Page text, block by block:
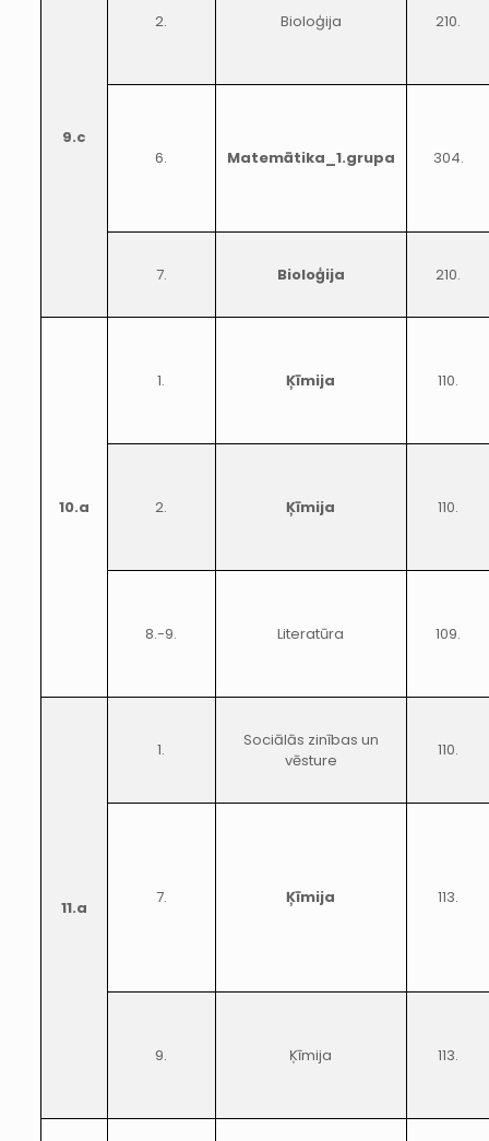
9.c
2. Bioloģija 210.
6. Matemātika_1.grupa 304.
7. Bioloģija 210.
10.a
1. Ķīmija 110.
2. Ķīmija 110.
8.-9. Literatūra 109.
11.a
1.
Sociālās zinības un
vēsture
110.
7. Ķīmija 113.
9. Ķīmija 113.